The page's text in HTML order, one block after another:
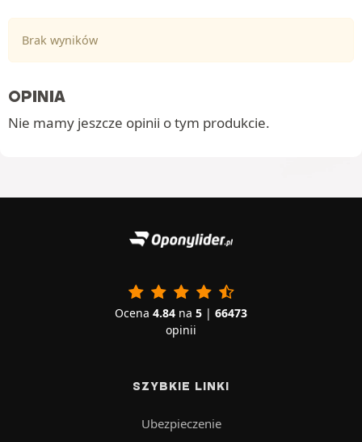
Brak wyników
OPINIA
Nie mamy jeszcze opinii o tym produkcie.
Ocena 4.84 na 5 | 66473
opinii
SZYBKIE LINKI
Ubezpieczenie